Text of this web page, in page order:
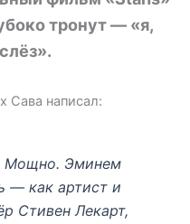
тронут — «я,
Сава написал:
Мощно. Эминем
— как артист и
Стивен Лекарт,